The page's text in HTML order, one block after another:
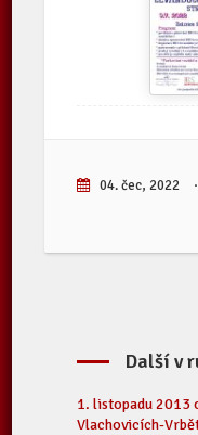
04. čec, 2022 ·
Další v
1. listopadu 2013
Vlachovicích-